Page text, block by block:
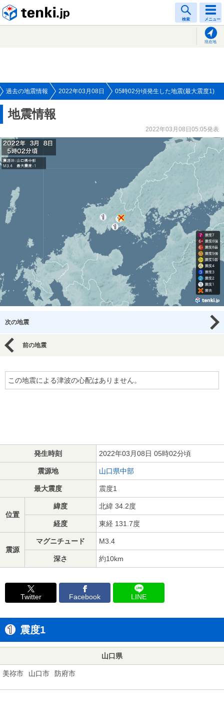
検索 メニュー
現在地
過去の地震情報 2022年03月08日 05時02分頃発生した地震(最大震度1)
地震情報
2022年03月08日05:05発表
次の地震
前の地震
この地震による津波の心配はありません。
発生時刻 2022年03月08日 05時02分頃
震源地 山口県中部
最大震度 震度1
位置
緯度 北緯 34.2度
経度 東経 131.7度
震源
マグニチュード M3.4
深さ 約10km
Twitter Facebook LINE
震度1
山口県
美祢市 山口市 防府市